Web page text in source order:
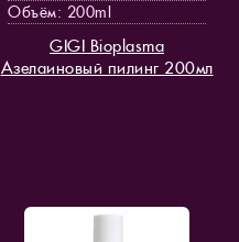
Объём: 200ml
GIGI Bioplasma
Азелаиновый пилинг 200мл